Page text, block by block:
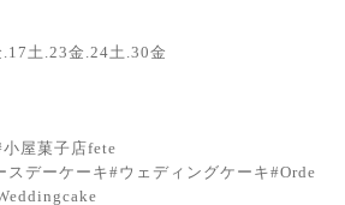
土.23金.24土.30金
屋菓子店fete
スデーケーキ#ウェディングケーキ#Orde